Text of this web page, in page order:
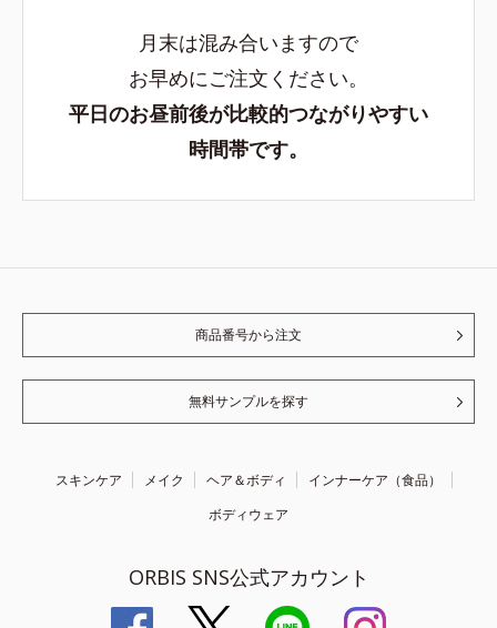
月末は混み合いますので
お早めにご注文ください。
平日のお昼前後が比較的つながりやすい
時間帯です。
商品番号から注文
無料サンプルを探す
スキンケア メイク ヘア＆ボディ
インナーケア（食品）
ボディウェア
ORBIS SNS公式アカウント